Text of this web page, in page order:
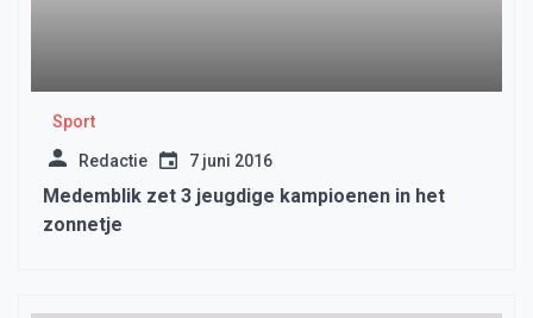
Sport
Redactie 7 juni 2016
Medemblik zet 3 jeugdige kampioenen in het
zonnetje